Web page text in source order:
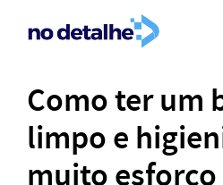
Como ter um
limpo e
muito esforço